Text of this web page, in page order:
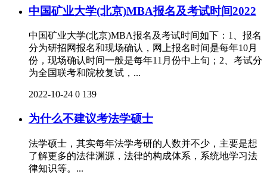
中国矿业大学(北京)MBA报名及考试时间2022
中国矿业大学(北京)MBA报名及考试时间如下：1、报名
分为研招网报名和现场确认，网上报名时间是每年10月
份，现场确认时间一般是每年11月份中上旬；2、考试分
为全国联考和院校复试，...
2022-10-24 0 139
为什么不建议考法学硕士
法学硕士，其实每年法学考研的人数并不少，主要是想
了解更多的法律渊源，法律的构成体系，系统地学习法
律知识等。...